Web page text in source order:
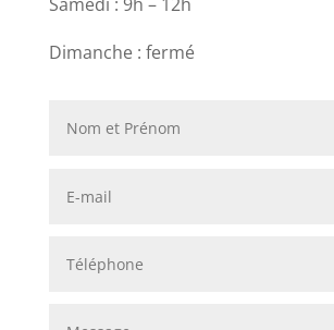
Samedi : 9h – 12h
Dimanche : fermé